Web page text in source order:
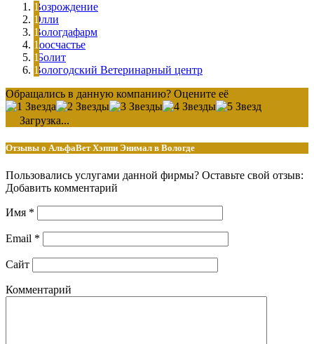
Возрождение
Элли
Вологдафарм
Зоосчастье
IБолит
Вологодский Ветеринарный центр
Обращались в данную компанию? Оцените её
Загрузка...
Отзывы о АльфаВет Хэппи Энимал в Вологде
Пользовались услугами данной фирмы? Оставьте свой отзыв:
Добавить комментарий
Имя *
Email *
Сайт
Комментарий